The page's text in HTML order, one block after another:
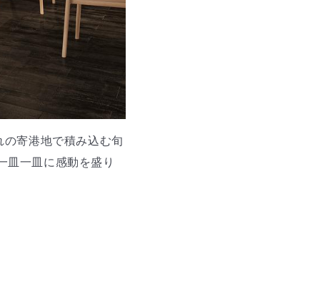
の寄港地で積み込む旬
皿一皿に感動を盛り